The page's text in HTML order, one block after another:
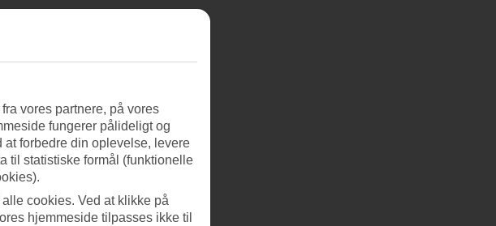
vores partnere, på vores
fungerer pålideligt og
forbedre din oplevelse, levere
til statistiske formål (funktionelle
cookies. Ved at klikke på
hjemmeside tilpasses ikke til